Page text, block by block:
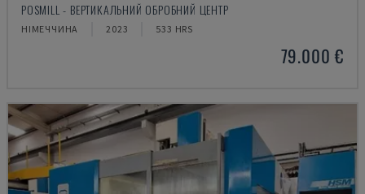
POSMILL - ВЕРТИКАЛЬНИЙ ОБРОБНИЙ ЦЕНТР
НІМЕЧЧИНА 2023 533 HRS
79.000 €